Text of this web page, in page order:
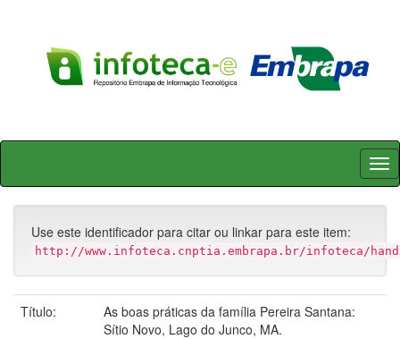
Skip
Use este identificador para citar ou linkar para este item:
http://www.infoteca.cnptia.embrapa.br/infoteca/
Título:
As boas práticas da família Pereira Santana:
Sítio Novo, Lago do Junco, MA.